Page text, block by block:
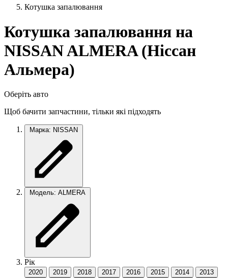
Котушка запалювання
Котушка запалювання на
NISSAN ALMERA (Нiссан
Альмера)
Оберіть авто
Щоб бачити запчастини, тільки які підходять
Марка: NISSAN
Модель: ALMERA
Рік
2020 2019 2018 2017 2016 2015 2014 2013